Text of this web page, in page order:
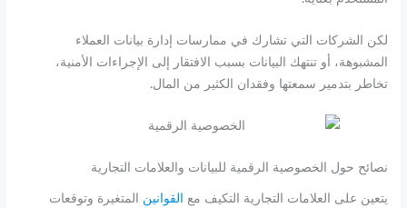
لكن الشركات التي تشارك في ممارسات إدارة بيانات العملاء
المشبوهة، أو تنتهك البيانات بسبب الافتقار إلى الإجراءات الأمنية،
تخاطر بتدمير سمعتها وفقدان الكثير من المال.
نصائح حول الخصوصية الرقمية للبيانات والعلامات التجارية
يتعين على العلامات التجارية التكيف مع القوانين المتغيرة وتوقعات